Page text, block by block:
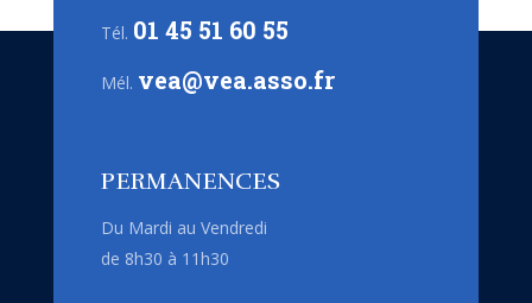
Tél. 01 45 51 60 55
Mél. vea@vea.asso.fr
PERMANENCES
Du Mardi au Vendredi
de 8h30 à 11h30